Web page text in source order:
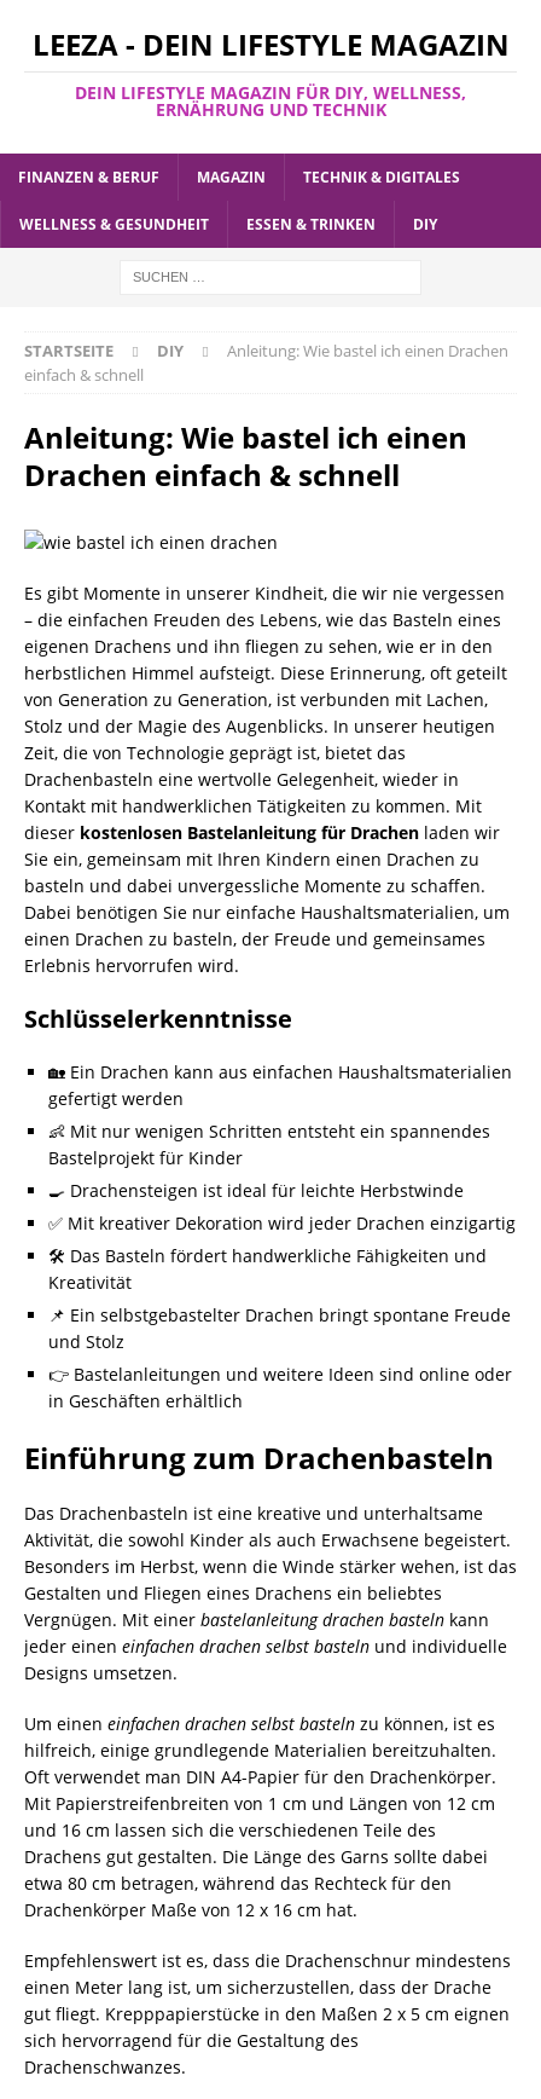
LEEZA - DEIN LIFESTYLE MAGAZIN
DEIN LIFESTYLE MAGAZIN FÜR DIY, WELLNESS,
ERNÄHRUNG UND TECHNIK
FINANZEN & BERUF MAGAZIN TECHNIK & DIGITALES
WELLNESS & GESUNDHEIT ESSEN & TRINKEN DIY
STARTSEITE DIY
Anleitung: Wie bastel ich einen Drachen
einfach & schnell
Anleitung: Wie bastel ich einen
Drachen einfach & schnell
Es gibt Momente in unserer Kindheit, die wir nie vergessen
– die einfachen Freuden des Lebens, wie das Basteln eines
eigenen Drachens und ihn fliegen zu sehen, wie er in den
herbstlichen Himmel aufsteigt. Diese Erinnerung, oft geteilt
von Generation zu Generation, ist verbunden mit Lachen,
Stolz und der Magie des Augenblicks. In unserer heutigen
Zeit, die von Technologie geprägt ist, bietet das
Drachenbasteln eine wertvolle Gelegenheit, wieder in
Kontakt mit handwerklichen Tätigkeiten zu kommen. Mit
dieser kostenlosen Bastelanleitung für Drachen laden wir
Sie ein, gemeinsam mit Ihren Kindern einen Drachen zu
basteln und dabei unvergessliche Momente zu schaffen.
Dabei benötigen Sie nur einfache Haushaltsmaterialien, um
einen Drachen zu basteln, der Freude und gemeinsames
Erlebnis hervorrufen wird.
Schlüsselerkenntnisse
🏡 Ein Drachen kann aus einfachen Haushaltsmaterialien
gefertigt werden
👶 Mit nur wenigen Schritten entsteht ein spannendes
Bastelprojekt für Kinder
🍳 Drachensteigen ist ideal für leichte Herbstwinde
✅ Mit kreativer Dekoration wird jeder Drachen einzigartig
🛠️ Das Basteln fördert handwerkliche Fähigkeiten und
Kreativität
📌 Ein selbstgebastelter Drachen bringt spontane Freude
und Stolz
👉 Bastelanleitungen und weitere Ideen sind online oder
in Geschäften erhältlich
Einführung zum Drachenbasteln
Das Drachenbasteln ist eine kreative und unterhaltsame
Aktivität, die sowohl Kinder als auch Erwachsene begeistert.
Besonders im Herbst, wenn die Winde stärker wehen, ist das
Gestalten und Fliegen eines Drachens ein beliebtes
Vergnügen. Mit einer bastelanleitung drachen basteln kann
jeder einen einfachen drachen selbst basteln und individuelle
Designs umsetzen.
Um einen einfachen drachen selbst basteln zu können, ist es
hilfreich, einige grundlegende Materialien bereitzuhalten.
Oft verwendet man DIN A4-Papier für den Drachenkörper.
Mit Papierstreifenbreiten von 1 cm und Längen von 12 cm
und 16 cm lassen sich die verschiedenen Teile des
Drachens gut gestalten. Die Länge des Garns sollte dabei
etwa 80 cm betragen, während das Rechteck für den
Drachenkörper Maße von 12 x 16 cm hat.
Empfehlenswert ist es, dass die Drachenschnur mindestens
einen Meter lang ist, um sicherzustellen, dass der Drache
gut fliegt. Krepppapierstücke in den Maßen 2 x 5 cm eignen
sich hervorragend für die Gestaltung des
Drachenschwanzes.